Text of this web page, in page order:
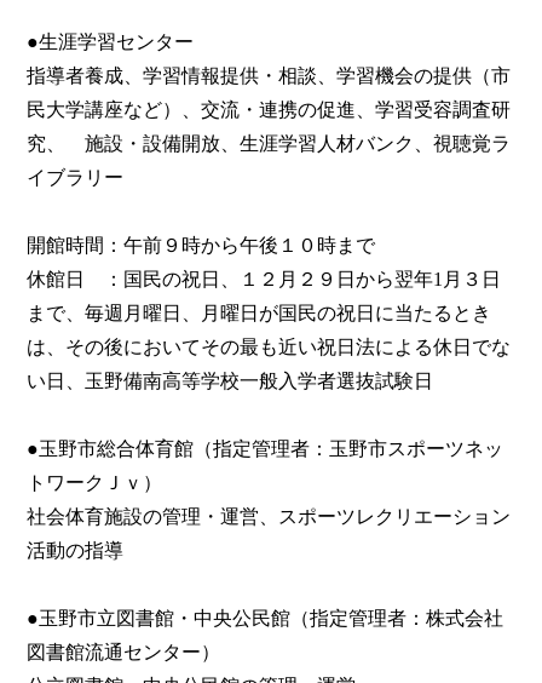
●生涯学習センター
指導者養成、学習情報提供・相談、学習機会の提供（市
民大学講座など）、交流・連携の促進、学習受容調査研
究、 施設・設備開放、生涯学習人材バンク、視聴覚ラ
イブラリー
開館時間：午前９時から午後１０時まで
休館日 ：国民の祝日、１２月２９日から翌年1月３日
まで、毎週月曜日、月曜日が国民の祝日に当たるとき
は、その後においてその最も近い祝日法による休日でな
い日、玉野備南高等学校一般入学者選抜試験日
●玉野市総合体育館（指定管理者：玉野市スポーツネッ
トワークＪｖ）
社会体育施設の管理・運営、スポーツレクリエーション
活動の指導
●玉野市立図書館・中央公民館（指定管理者：株式会社
図書館流通センター）